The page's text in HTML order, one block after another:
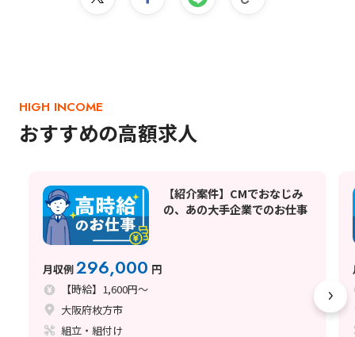
HIGH INCOME
おすすめの高額求人
【紹介案件】CMでおなじみ
の、あの大手企業でのお仕事
月収例296,000 円
【時給】1,600円～
大阪府枚方市
組立・組付け